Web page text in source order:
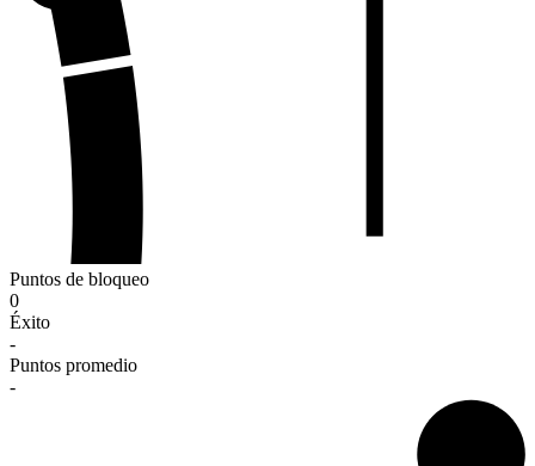
Puntos de bloqueo
0
Éxito
-
Puntos promedio
-